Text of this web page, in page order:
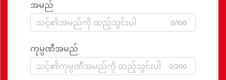
အမည်
0/100
ကုမ္ပဏီအမည်
0/200